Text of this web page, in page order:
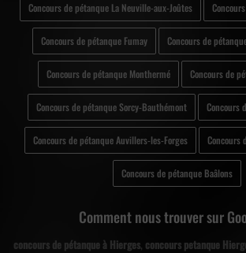
Concours de pétanque La Neuville-aux-Joûtes
Concours de pétanque Fumay Concours de
Concours de pétanque Monthermé Concours de
Concours de pétanque Sorcy-Bauthémont Concours
Concours de pétanque Auvillers-les-Forges Concours
Concours de pétanque Baâlons
Comment nous trouver sur
concours de pétanque à Hierges, concours petanque